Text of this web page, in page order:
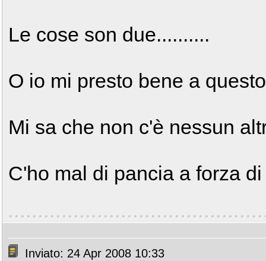
Le cose son due..........
O io mi presto bene a
Mi sa che non c'è nessun
C'ho mal di pancia a forza
Inviato: 24 Apr 2008 10:33